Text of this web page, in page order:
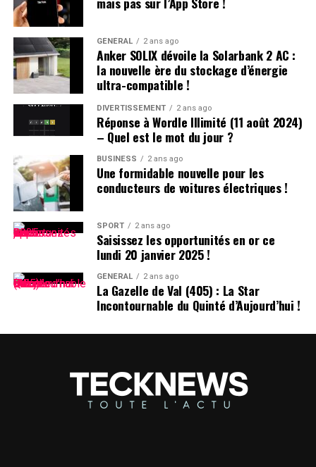
Il est crucial de souligner que les utilisateurs américains
ayant déjà installé TikTok peuvent toujours accéder au
service. Cependant, ils ne recevront plus aucune mise à
jour future de l’application. L’avenir du réseau social
pourrait dépendre des décisions du nouveau président
des États-Unis.
DÉCLARATION DE TIKTOK :
>
En collaboration avec nos
partenaires techniques,
nous travaillons activement
à rétablir notre service.
Nous remercions le
président Trump pour avoir
rassuré nos partenaires
qu’ils ne subiront aucune
GÉNÉRAL 2 ans ago
Anker SOLIX dévoile la Solarbank 2 AC :
la nouvelle ère du stockage d’énergie
ultra-compatible !
DIVERTISSEMENT 2 ans ago
Réponse à Wordle Illimité (11 août 2024)
– Quel est le mot du jour ?
BUSINESS 2 ans ago
Une formidable nouvelle pour les
conducteurs de voitures électriques !
SPORT 2 ans ago
Saisissez les opportunités en or ce
lundi 20 janvier 2025 !
GÉNÉRAL 2 ans ago
La Gazelle de Val (405) : La Star
Incontournable du Quinté d’Aujourd’hui !